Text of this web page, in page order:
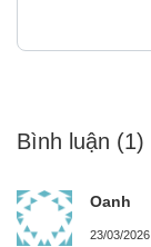
Bình luận (1)
Oanh
23/03/2026